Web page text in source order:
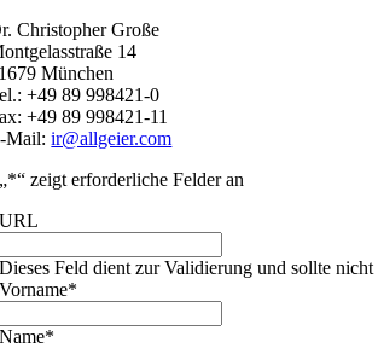
Christopher Große
14
München
+49 89 998421-0
+49 89 998421-11
Mail:ir@allgeier.com
„*“ zeigt erforderliche Felder an
URL
Dieses Feld dient zur Validierung und sollte nicht
Vorname*
Name*